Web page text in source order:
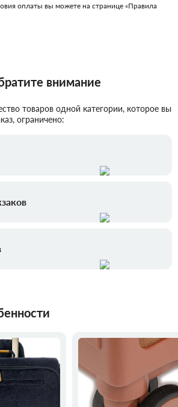
оплаты вы можете на странице «Правила
внимание
товаров одной категории, которое вы
ограничено: